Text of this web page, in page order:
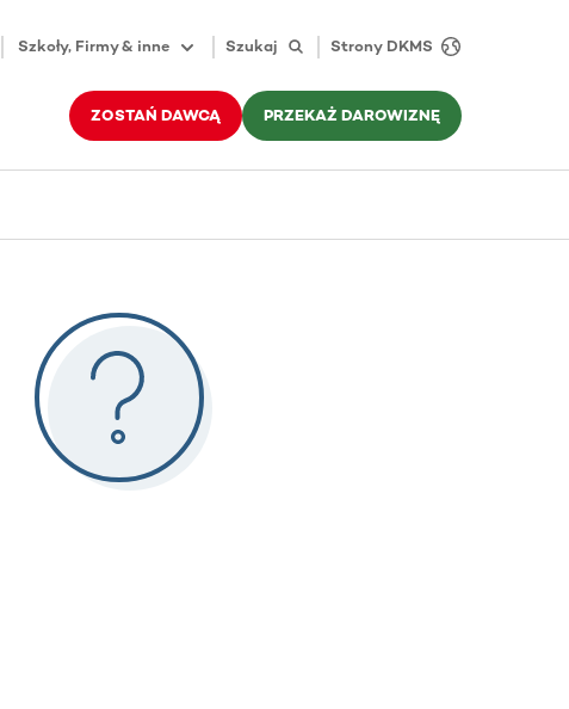
Szkoły, Firmy & inne Szukaj Strony DKMS
ZOSTAŃ DAWCĄ PRZEKAŻ DAROWIZNĘ